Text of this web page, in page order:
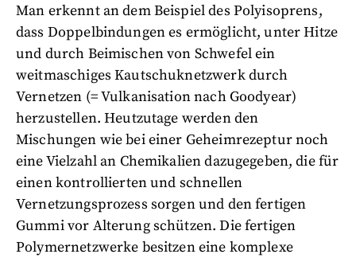
Man erkennt an dem Beispiel des Polyisoprens,
dass Doppelbindungen es ermöglicht, unter Hitze
und durch Beimischen von Schwefel ein
weitmaschiges Kautschuknetzwerk durch
Vernetzen (= Vulkanisation nach Goodyear)
herzustellen. Heutzutage werden den
Mischungen wie bei einer Geheimrezeptur noch
eine Vielzahl an Chemikalien dazugegeben, die für
einen kontrollierten und schnellen
Vernetzungsprozess sorgen und den fertigen
Gummi vor Alterung schützen. Die fertigen
Polymernetzwerke besitzen eine komplexe